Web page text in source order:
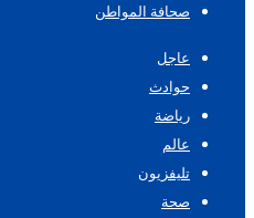
صحافة المواطن
عاجل
حوادث
رياضة
عالم
تليفزيون
صحة